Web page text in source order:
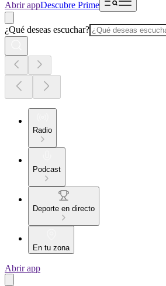
Abrir appDescubre Prime
¿Qué deseas escuchar?
Radio
Podcast
Deporte en directo
En tu zona
Abrir app